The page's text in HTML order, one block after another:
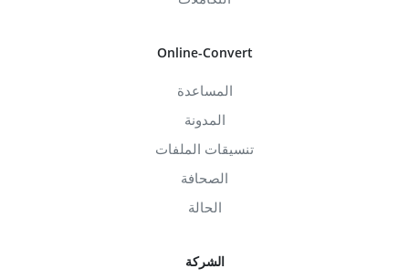
Online-Convert
المساعدة
المدونة
تنسيقات الملفات
الصحافة
الحالة
الشركة